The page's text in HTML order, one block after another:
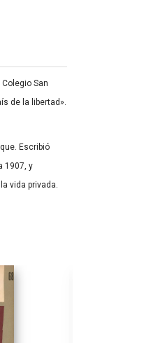
San
de la libertad».
Escribió
1907, y
vida privada.